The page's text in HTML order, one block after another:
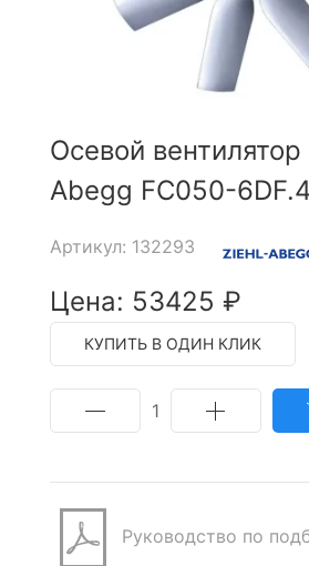
Осевой
Abegg FC050-
Артикул: 132293
Цена: 53425 ₽
КУПИТЬ В ОДИН КЛИК
1
Руководство по